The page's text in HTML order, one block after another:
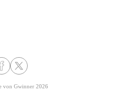
von Gwinner 2026